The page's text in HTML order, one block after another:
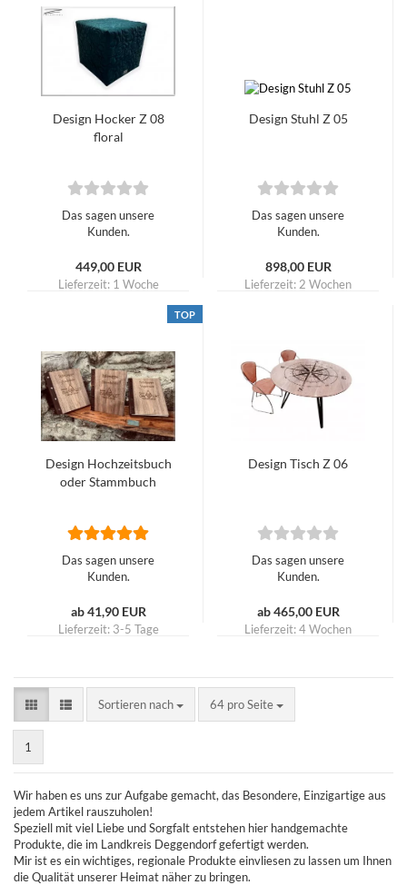
Design Hocker Z 08
floral
Das sagen unsere
Kunden.
449,00 EUR
Lieferzeit: 1 Woche
Design Stuhl Z 05
Das sagen unsere
Kunden.
898,00 EUR
Lieferzeit: 2 Wochen
TOP
Design Hochzeitsbuch
oder Stammbuch
Das sagen unsere
Kunden.
ab 41,90 EUR
Lieferzeit: 3-5 Tage
Design Tisch Z 06
Das sagen unsere
Kunden.
ab 465,00 EUR
Lieferzeit:4 Wochen
Sortieren nach
Sortieren nach 64 pro Seite
pro Seite
1
Wir haben es uns zur Aufgabe gemacht, das Besondere, Einzigartige aus
jedem Artikel rauszuholen!
Speziell mit viel Liebe und Sorgfalt entstehen hier handgemachte
Produkte, die im Landkreis Deggendorf gefertigt werden.
Mir ist es ein wichtiges, regionale Produkte einvliesen zu lassen um Ihnen
die Qualität unserer Heimat näher zu bringen.